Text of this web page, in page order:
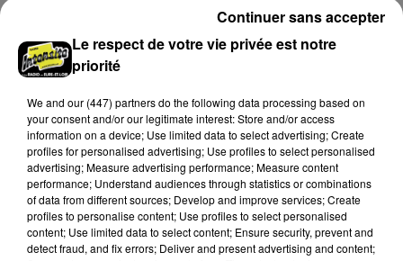
Le respect de votre vie privée est notre
priorité
We and our (447) partnersdo the following data processing based on
your consent and/or our legitimate interest: Store and/or access
information on a device; Use limited data to select advertising; Create
profiles for personalised advertising; Use profiles to select personalised
advertising; Measure advertising performance; Measure content
performance; Understand audiences through statistics or combinations
of data from different sources; Develop and improve services; Create
profiles to personalise content; Use profiles to select personalised
content; Use limited data to select content; Ensure security, prevent and
detect fraud, and fix errors; Deliver and present advertising and content;
Continuer sans accepter